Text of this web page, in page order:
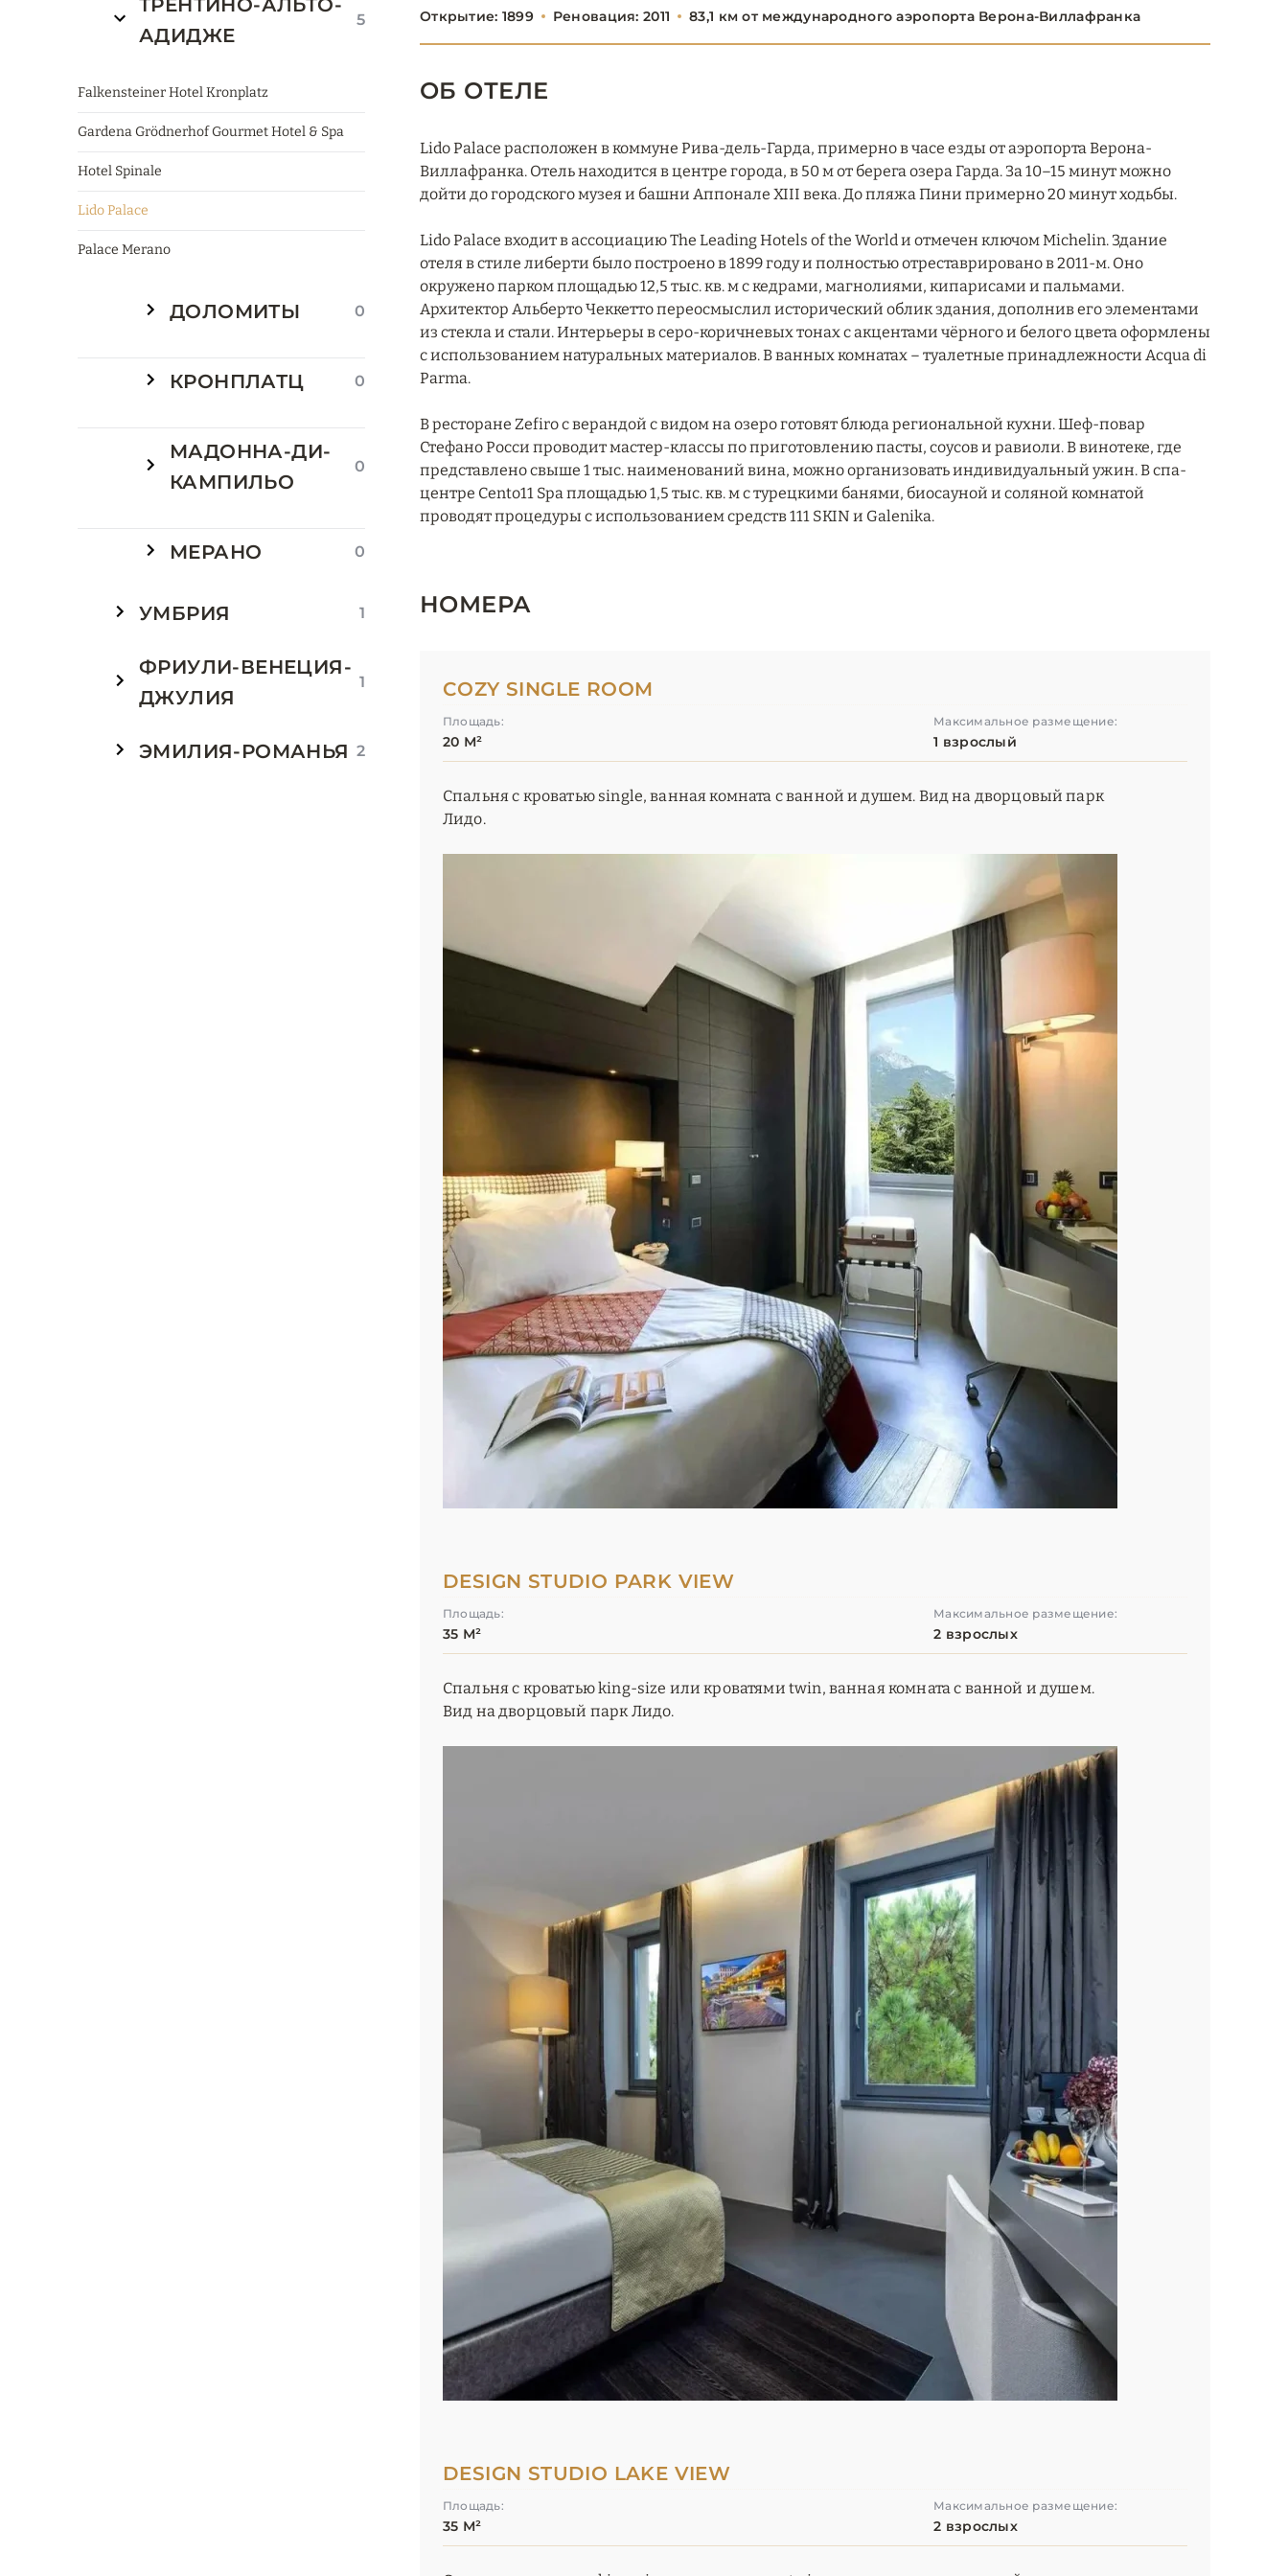
ТРЕНТИНО-АЛЬТО-
АДИДЖЕ
5
Falkensteiner Hotel Kronplatz
Gardena Grödnerhof Gourmet Hotel & Spa
Hotel Spinale
Lido Palace
Palace Merano
ДОЛОМИТЫ 0
КРОНПЛАТЦ 0
МАДОННА-ДИ-
КАМПИЛЬО
0
МЕРАНО 0
УМБРИЯ 1
ФРИУЛИ-ВЕНЕЦИЯ-
ДЖУЛИЯ
1
ЭМИЛИЯ-РОМАНЬЯ 2
Открытие: 1899 Реновация: 2011 83,1 км от международного аэропорта Верона-Виллафранка
ОБ ОТЕЛЕ
Lido Palace расположен в коммуне Рива-дель-Гарда, примерно в часе езды от аэропорта Верона-
Виллафранка. Отель находится в центре города, в 50 м от берега озера Гарда. За 10–15 минут можно
дойти до городского музея и башни Аппонале XIII века. До пляжа Пини примерно 20 минут ходьбы.
Lido Palace входит в ассоциацию The Leading Hotels of the World и отмечен ключом Michelin. Здание
отеля в стиле либерти было построено в 1899 году и полностью отреставрировано в 2011-м. Оно
окружено парком площадью 12,5 тыс. кв. м с кедрами, магнолиями, кипарисами и пальмами.
Архитектор Альберто Чеккетто переосмыслил исторический облик здания, дополнив его элементами
из стекла и стали. Интерьеры в серо-коричневых тонах с акцентами чёрного и белого цвета оформлены
с использованием натуральных материалов. В ванных комнатах – туалетные принадлежности Acqua di
Parma.
В ресторане Zefiro с верандой с видом на озеро готовят блюда региональной кухни. Шеф-повар
Стефано Росси проводит мастер-классы по приготовлению пасты, соусов и равиоли. В винотеке, где
представлено свыше 1 тыс. наименований вина, можно организовать индивидуальный ужин. В спа-
центре Cento11 Spa площадью 1,5 тыс. кв. м с турецкими банями, биосауной и соляной комнатой
проводят процедуры с использованием средств 111 SKIN и Galenika.
НОМЕРА
COZY SINGLE ROOM
Площадь:
20 М²
Максимальное размещение:
1 взрослый
Cпальня с кроватью single, ванная комната с ванной и душем. Вид на дворцовый парк
Лидо.
DESIGN STUDIO PARK VIEW
Площадь:
35 М²
Максимальное размещение:
2 взрослых
Спальня с кроватью king-size или кроватями twin, ванная комната с ванной и душем.
Вид на дворцовый парк Лидо.
DESIGN STUDIO LAKE VIEW
Площадь:
35 М²
Максимальное размещение:
2 взрослых